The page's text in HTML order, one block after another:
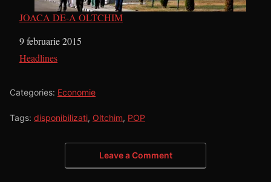
JOACA DE-A OLTCHIM
Dată
9 februarie 2015
În legătură cu
Headlines
Categories: Economie
Tags: disponibilizati, Oltchim, POP
Leave a Comment